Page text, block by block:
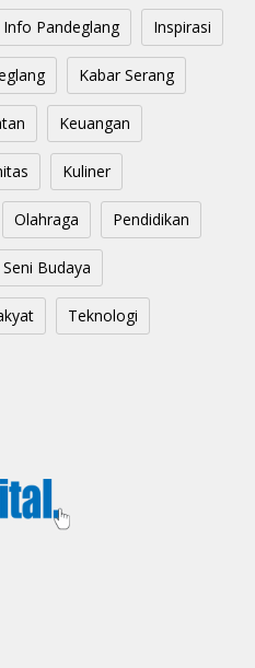
Info Pandeglang Inspirasi
Kabar Serang
Keuangan
Kuliner
Olahraga Pendidikan
Seni Budaya
Teknologi